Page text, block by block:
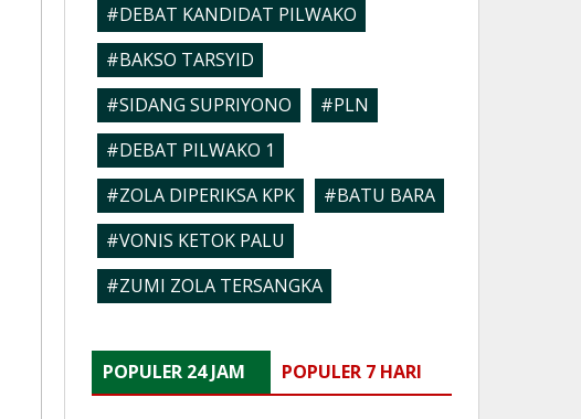
#DEBAT KANDIDAT PILWAKO
#BAKSO TARSYID
#SIDANG SUPRIYONO
#PLN
#DEBAT PILWAKO 1
#ZOLA DIPERIKSA KPK
#BATU BARA
#VONIS KETOK PALU
#ZUMI ZOLA TERSANGKA
POPULER 24 JAM POPULER 7 HARI